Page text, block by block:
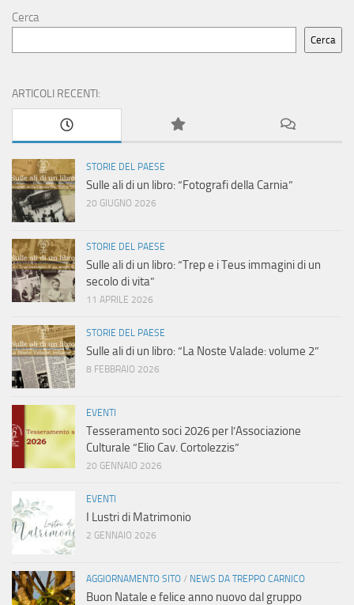
Cerca
Cerca
ARTICOLI RECENTI:
STORIE DEL PAESE
Sulle ali di un libro: “Fotografi della Carnia”
20 GIUGNO 2026
STORIE DEL PAESE
Sulle ali di un libro: “Trep e i Teus immagini di un
secolo di vita”
11 APRILE 2026
STORIE DEL PAESE
Sulle ali di un libro: “La Noste Valade: volume 2”
8 FEBBRAIO 2026
EVENTI
Tesseramento soci 2026 per l’Associazione
Culturale “Elio Cav. Cortolezzis”
20 GENNAIO 2026
EVENTI
I Lustri di Matrimonio
2 GENNAIO 2026
AGGIORNAMENTO SITO / NEWS DA TREPPO CARNICO
Buon Natale e felice anno nuovo dal gruppo